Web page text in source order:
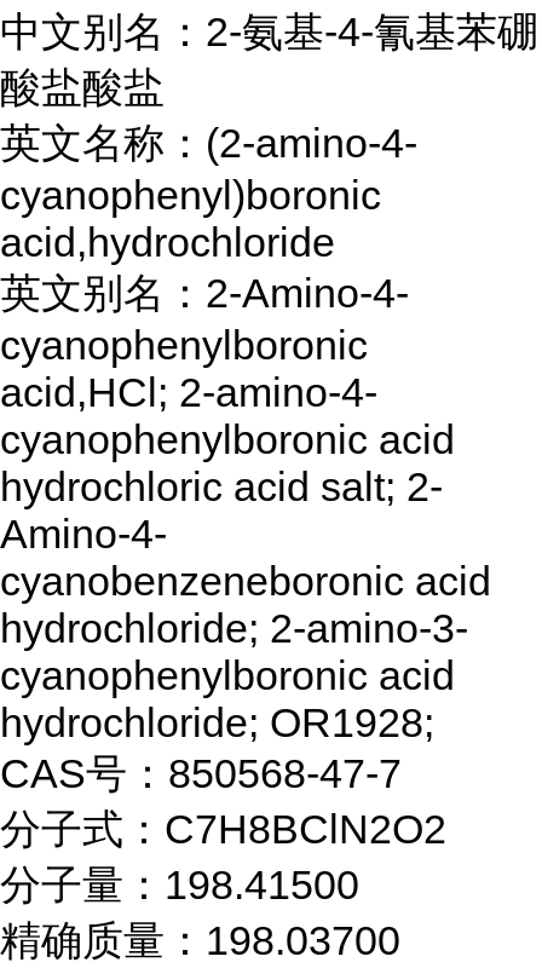
中文别名：2-氨基-4-氰基苯硼
酸盐酸盐
英文名称：(2-amino-4-
cyanophenyl)boronic
acid,hydrochloride
英文别名：2-Amino-4-
cyanophenylboronic
acid,HCl; 2-amino-4-
cyanophenylboronic acid
hydrochloric acid salt; 2-
Amino-4-
cyanobenzeneboronic acid
hydrochloride; 2-amino-3-
cyanophenylboronic acid
hydrochloride; OR1928;
CAS号：850568-47-7
分子式：C7H8BClN2O2
分子量：198.41500
精确质量：198.03700